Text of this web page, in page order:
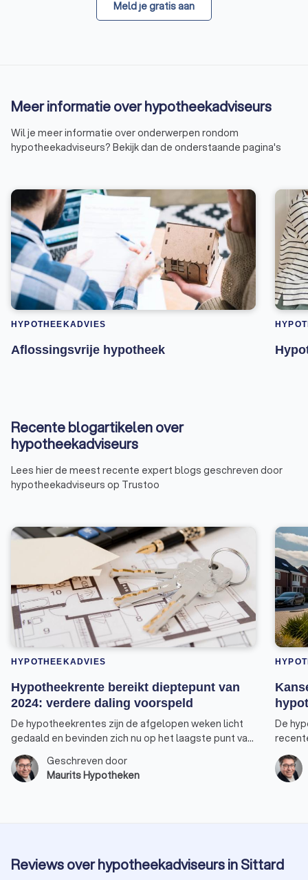
Meld je gratis aan
Meer informatie over hypotheekadviseurs
Wil je meer informatie over onderwerpen rondom
hypotheekadviseurs? Bekijk dan de onderstaande pagina's
HYPOTHEEKADVIES
Aflossingsvrije hypotheek
Recente blogartikelen over
hypotheekadviseurs
Lees hier de meest recente expert blogs geschreven door
hypotheekadviseurs op Trustoo
HYPOTHEEKADVIES
Hypotheekrente bereikt dieptepunt van
2024: verdere daling voorspeld
De hypotheekrentes zijn de afgelopen weken licht
gedaald en bevinden zich nu op het laagste punt van
2024. Vooral de rentepercentages voor 30, 20 en 10
jaar-vast bereikten een nieuw dieptepunt. De rente
voor 10 jaar vast, de populairste keuze onder
Geschreven door
Maurits Hypotheken
De
Reviews over hypotheekadviseurs in Sittard